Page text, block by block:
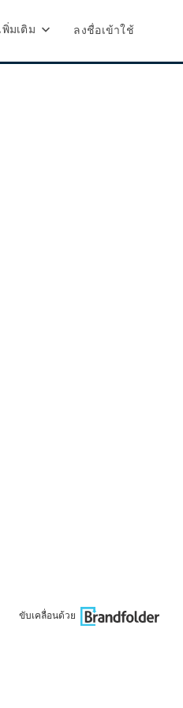
พิ่มเติม ลงชื่อเข้าใช้
ขับเคลื่อนด้วย